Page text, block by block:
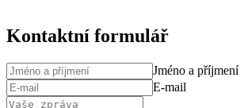
Kontaktní formulář
Jméno a příjmení
E-mail